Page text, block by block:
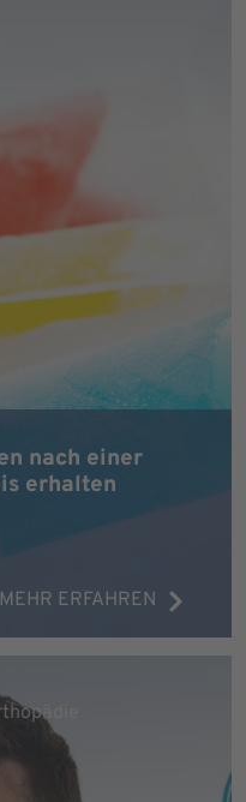
nach einer
erhalten
MEHR ERFAHREN